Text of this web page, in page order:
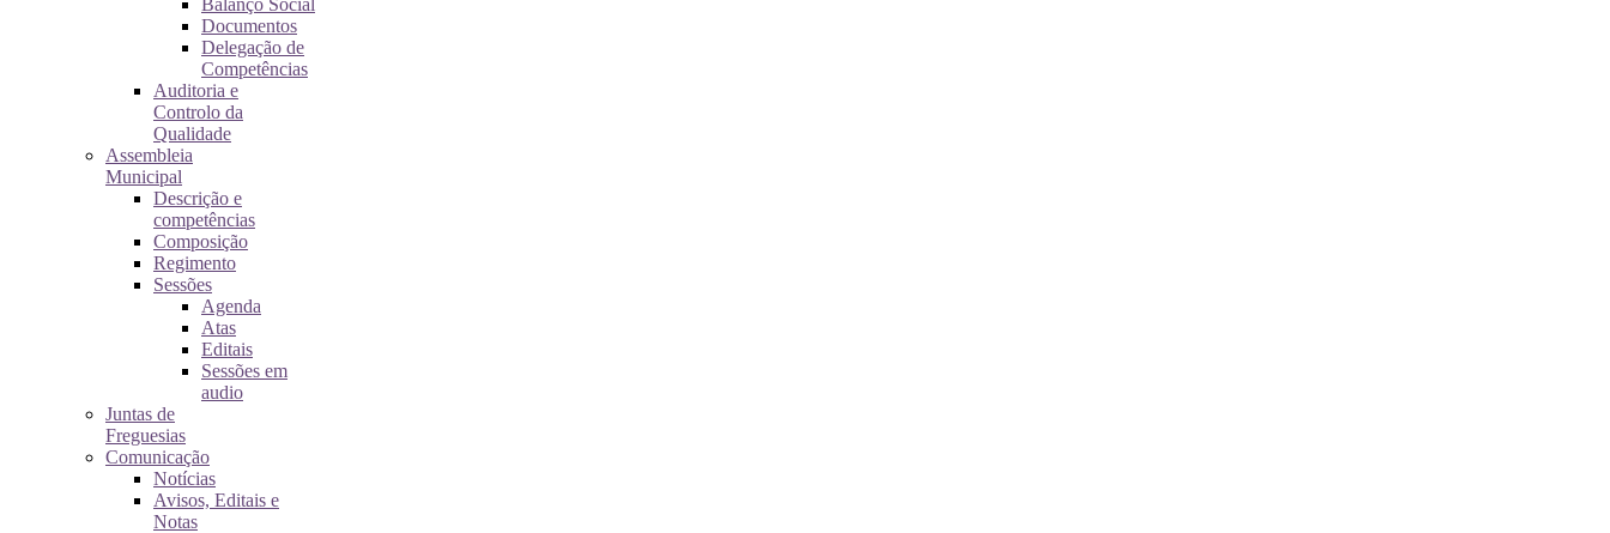
Balanço Social
Documentos
Delegação de
Competências
Auditoria e
Controlo da
Qualidade
Assembleia
Municipal
Descrição e
competências
Composição
Regimento
Sessões
Agenda
Atas
Editais
Sessões em
audio
Juntas de
Freguesias
Comunicação
Notícias
Avisos, Editais e
Notas